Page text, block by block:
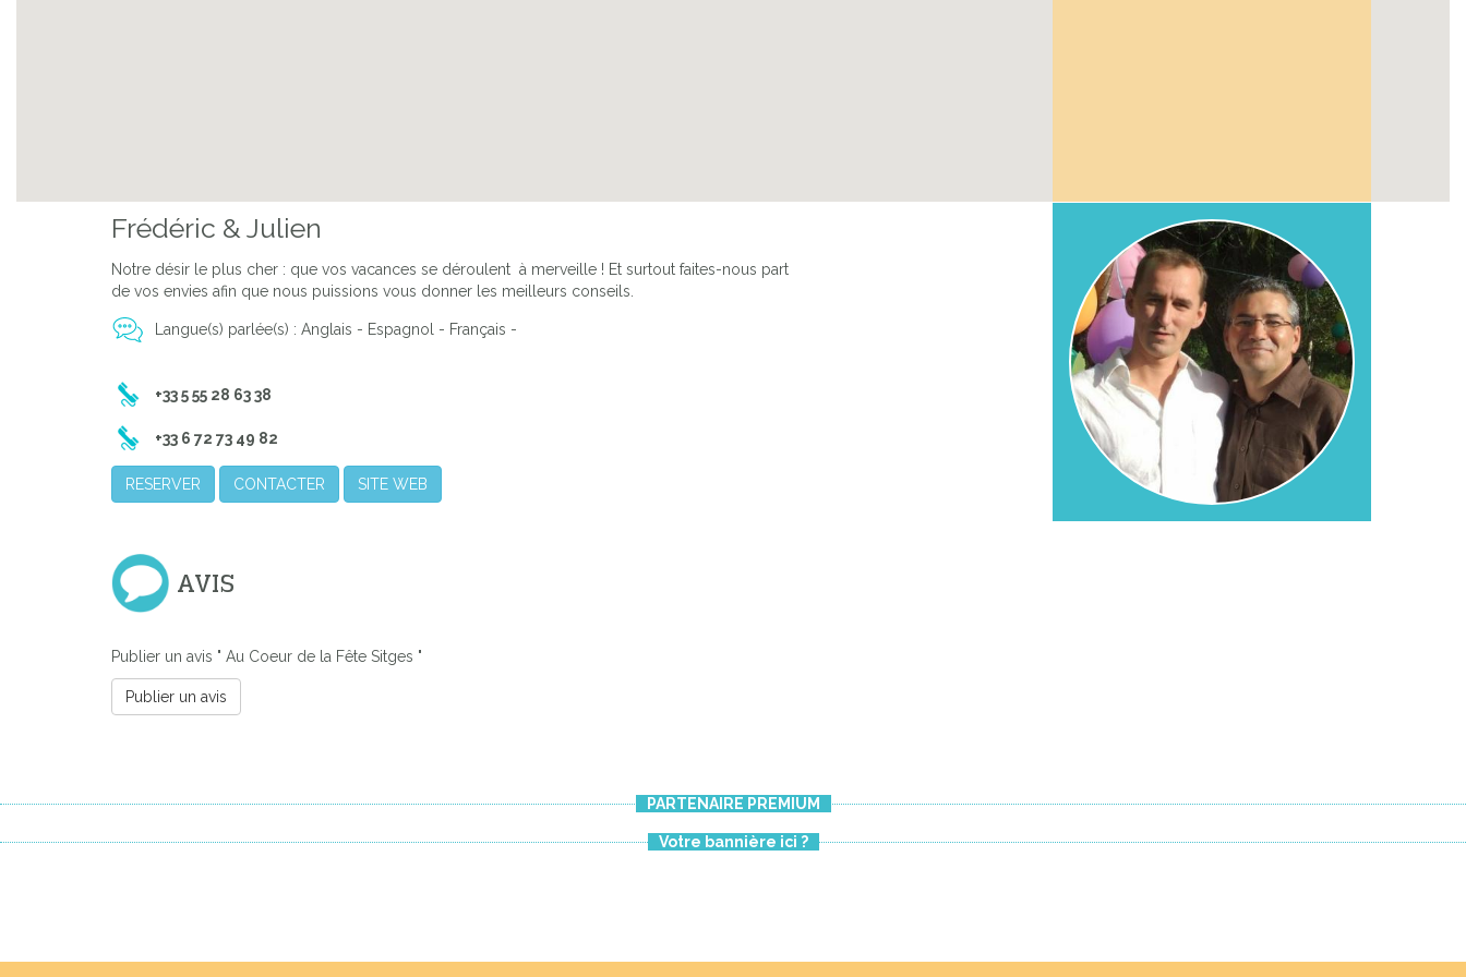
Frédéric & Julien
Notre désir le plus cher : que vos vacances se déroulent à merveille ! Et surtout faites-nous part
de vos envies afin que nous puissions vous donner les meilleurs conseils.
Langue(s) parlée(s) : Anglais - Espagnol - Français -
+33 5 55 28 63 38
+33 6 72 73 49 82
RESERVER CONTACTER SITE WEB
AVIS
Publier un avis " Au Coeur de la Fête Sitges "
Publier un avis
PARTENAIRE PREMIUM
Votre bannière ici ?